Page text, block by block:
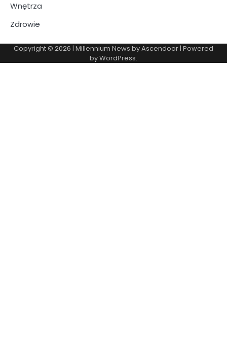
Wnętrza
Zdrowie
Copyright © 2026 | Millennium News byAscendoor| Powered
byWordPress.